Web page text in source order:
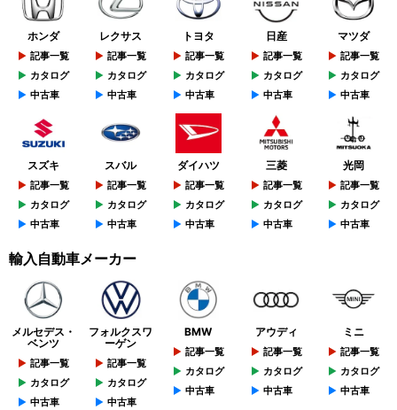
ホンダ
記事一覧
カタログ
中古車
レクサス
記事一覧
カタログ
中古車
トヨタ
記事一覧
カタログ
中古車
日産
記事一覧
カタログ
中古車
マツダ
記事一覧
カタログ
中古車
スズキ
記事一覧
カタログ
中古車
スバル
記事一覧
カタログ
中古車
ダイハツ
記事一覧
カタログ
中古車
三菱
記事一覧
カタログ
中古車
光岡
記事一覧
カタログ
中古車
輸入自動車メーカー
メルセデス・
ベンツ
記事一覧
カタログ
中古車
フォルクスワ
ーゲン
記事一覧
カタログ
中古車
BMW
記事一覧
カタログ
中古車
アウディ
記事一覧
カタログ
中古車
ミニ
記事一覧
カタログ
中古車